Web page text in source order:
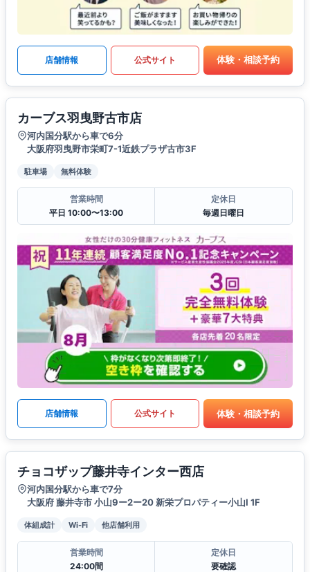
店舗情報 公式サイト 体験・相談予約
カーブス羽曳野古市店
河内国分駅から車で6分
大阪府羽曳野市栄町7-1近鉄プラザ古市3F
駐車場 無料体験
営業時間
平日 10:00〜13:00
定休日
毎週日曜日
店舗情報 公式サイト 体験・相談予約
チョコザップ藤井寺インター西店
河内国分駅から車で7分
大阪府 藤井寺市 小山9ー2ー20 新栄プロパティー小山I 1F
体組成計 Wi-Fi 他店舗利用
営業時間
24:00間
定休日
要確認